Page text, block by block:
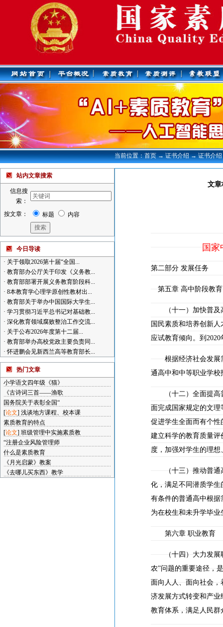
当前位置：首页 → 证书介绍 → 证书介绍
站内文章搜索
信息搜
索：
按文章：
标题 内容
今日导读
· 关于领取2026第十届“全国...
· 教育部办公厅关于印发《义务教...
· 教育部部署开展义务教育阶段科...
· 8本教育学心理学原创性教材出...
· 教育部关于举办中国国际大学生...
· 学习贯彻习近平总书记对基础教...
· 深化教育领域腐败整治工作交流...
· 关于公布2026年度第十二届...
· 教育部举办高校党政主要负责同...
· 怀进鹏会见新西兰高等教育部长...
热门文章
小学语文四年级《猫》
《古诗词三首——渔歌
国务院关于表彰全国“
[论文] 浅谈地方课程、校本课
素质教育的特点
[论文] 班级管理中实施素质教
“注册企业风险管理师
什么是素质教育
《月光启蒙》教案
《去哪儿买东西》教学
文章
国家
第二部分 发展任务
第五章 高中阶段教育
（十一）加快普及高
国民素质和培养创新
应试教育倾向。到
根据经济社会发展需
通高中和中等职业学
（十二）全面提高普
面完成国家规定的文
促进学生全面而有个
建立科学的教育质量
度，加强对学生的理
（十三）推动普通高
化，满足不同潜质学
有条件的普通高中根
为在校生和未升学毕
第六章 职业教育
（十四）大力发展职
农”问题的重要途径，
面向人人、面向社会
济发展方式转变和产
教育体系，满足人民